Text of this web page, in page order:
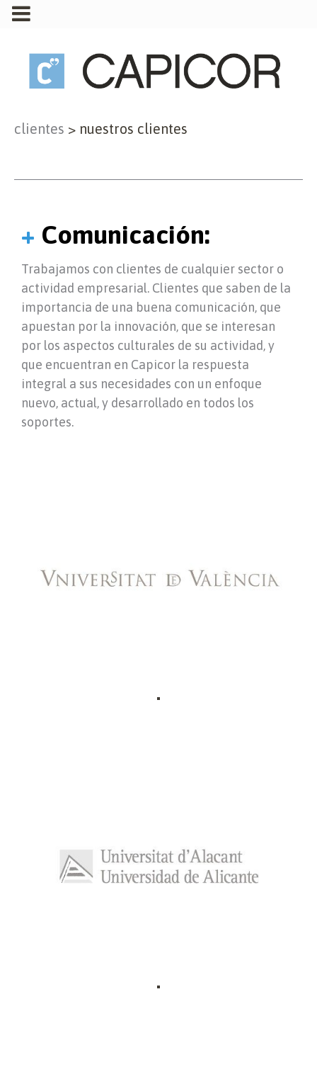
clientes > nuestros clientes
+ Comunicación:
Trabajamos con clientes de cualquier sector o
actividad empresarial. Clientes que saben de la
importancia de una buena comunicación, que
apuestan por la innovación, que se interesan
por los aspectos culturales de su actividad, y
que encuentran en Capicor la respuesta
integral a sus necesidades con un enfoque
nuevo, actual, y desarrollado en todos los
soportes.